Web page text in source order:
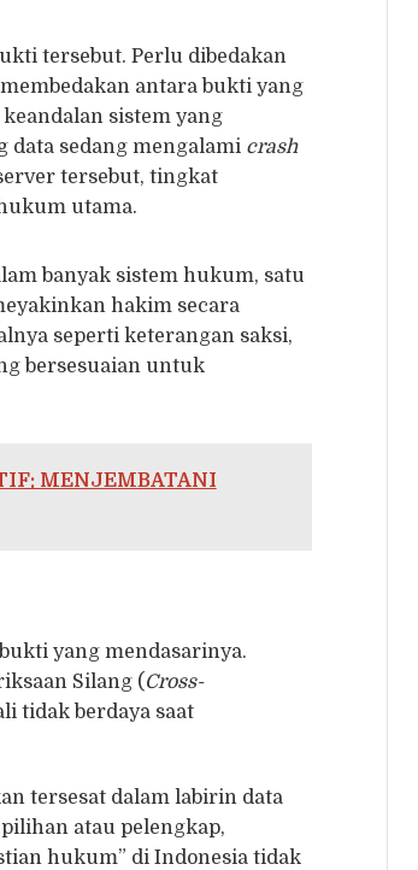
tersebut. Perlu dibedakan
antara bukti yang
sistem yang
data sedang mengalami crash
tersebut, tingkat
utama.
banyak sistem hukum, satu
hakim secara
seperti keterangan saksi,
bersesuaian untuk
MENJEMBATANI
yang mendasarinya.
Silang ( Cross-
tidak berdaya saat
tersesat dalam labirin data
atau pelengkap,
hukum” di Indonesia tidak